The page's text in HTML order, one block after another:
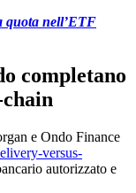
quota nell’ETF
completano
e Ondo Finance
versus-
autorizzato e